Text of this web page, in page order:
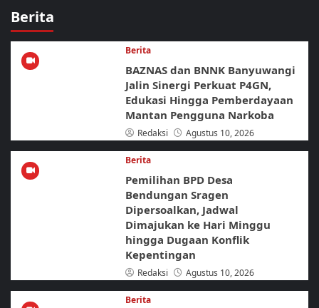
Berita
Berita
BAZNAS dan BNNK Banyuwangi
Jalin Sinergi Perkuat P4GN,
Edukasi Hingga Pemberdayaan
Mantan Pengguna Narkoba
Redaksi Agustus 10, 2026
Berita
Pemilihan BPD Desa
Bendungan Sragen
Dipersoalkan, Jadwal
Dimajukan ke Hari Minggu
hingga Dugaan Konflik
Kepentingan
Redaksi Agustus 10, 2026
Berita